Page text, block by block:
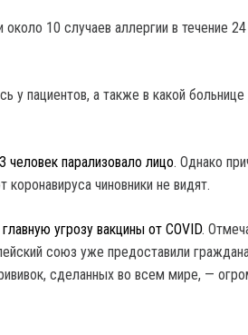
10 случаев аллергии в течение
у пациентов, а также в какой
парализовало лицо. Однако
чиновники не видят.
угрозу вакцины от COVID.
союз уже предоставили
сделанных во всем мире, —